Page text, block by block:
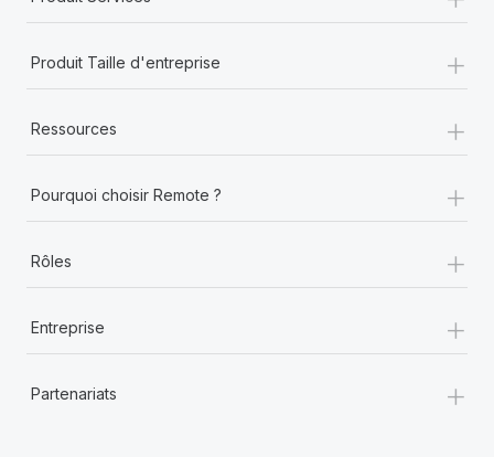
Produit Taille d'entreprise +
Ressources +
Pourquoi choisir Remote ? +
Rôles +
Entreprise +
Partenariats +